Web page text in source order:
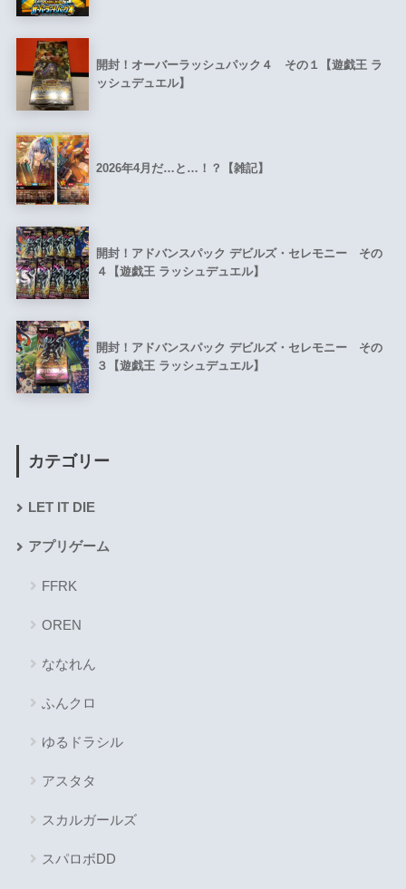
開封！オーバーラッシュパック４ その１【遊戯王 ラ
ッシュデュエル】
2026年4月だ…と…！？【雑記】
開封！アドバンスパック デビルズ・セレモニー その
４【遊戯王 ラッシュデュエル】
開封！アドバンスパック デビルズ・セレモニー その
３【遊戯王 ラッシュデュエル】
カテゴリー
LET IT DIE
アプリゲーム
FFRK
OREN
ななれん
ふんクロ
ゆるドラシル
アスタタ
スカルガールズ
スパロボDD